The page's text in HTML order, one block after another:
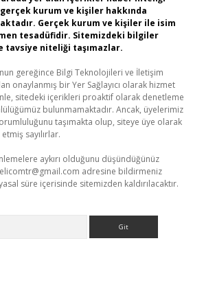
kurum ve kişiler hakkında
Gerçek kurum ve kişiler ile isim
tesadüfidir. Sitemizdeki bilgiler
tavsiye niteliği taşımazlar.
gereğince Bilgi Teknolojileri ve İletişim
onaylanmış bir Yer Sağlayıcı olarak hizmet
sitedeki içerikleri proaktif olarak denetleme
bulunmamaktadır. Ancak, üyelerimiz
taşımakta olup, siteye üye olarak
sayılırlar.
aykırı olduğunu düşündüğünüz
adresine bildirmeniz
süre içerisinde sitemizden kaldırılacaktır.